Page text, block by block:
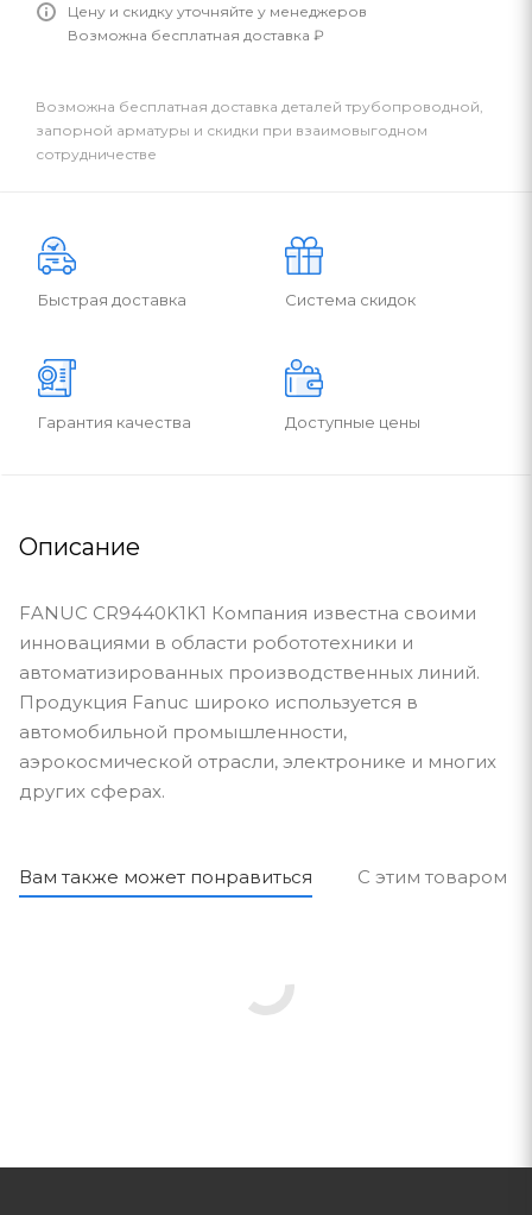
Цену и скидку уточняйте у менеджеров
Возможна бесплатная доставка ₽
Возможна бесплатная доставка деталей трубопроводной,
запорной арматуры и скидки при взаимовыгодном
сотрудничестве
Быстрая доставка Система скидок
Гарантия качества Доступные цены
Описание
FANUC CR9440K1K1 Компания известна своими
инновациями в области робототехники и
автоматизированных производственных линий.
Продукция Fanuc широко используется в
автомобильной промышленности,
аэрокосмической отрасли, электронике и многих
других сферах.
Вам также может понравиться С этим товаром